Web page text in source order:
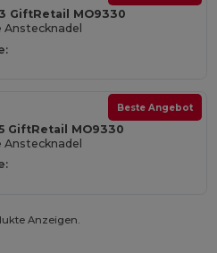
GiftRetail MO9330
Anstecknadel
Beste Angebot
GiftRetail MO9330
Anstecknadel
Anzeigen.